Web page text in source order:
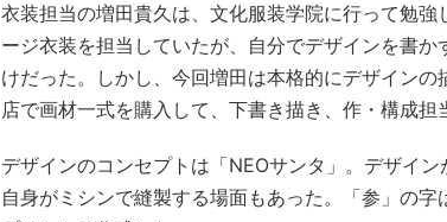
衣装担当の増田貴久は、文化服装学院に行って勉
ージ衣装を担当していたが、自分でデザインを書
けだった。しかし、今回増田は本格的にデザイン
店で画材一式を購入して、下書き描き、作・構成担
デザインのコンセプトは「NEOサンタ」。デザイ
自身がミシンで縫製する場面もあった。「参」の